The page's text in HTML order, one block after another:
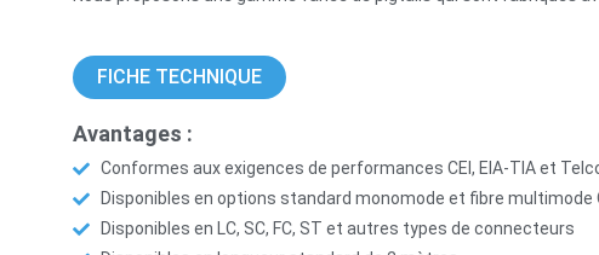
FICHE TECHNIQUE
Avantages :
Conformes aux exigences de performances CEI, EIA-TIA et
Disponibles en options standard monomode et fibre multimode
Disponibles en LC, SC, FC, ST et autres types de connecteurs